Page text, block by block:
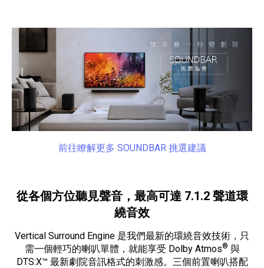
前往瞭解更多 SOUNDBAR 挑選建議
從各個方位聽見聲音，最高可達 7.1.2 聲道環
繞音效
Vertical Surround Engine 是我們最新的環繞音效技術，只
需一個輕巧的喇叭單體，就能享受 Dolby Atmos® 與
DTS:X™ 最新劇院音訊格式的刺激感。三個前置喇叭搭配